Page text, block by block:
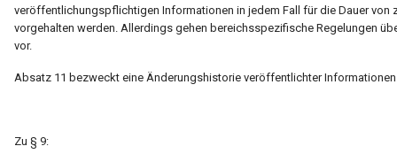
veröffentlichungspflichtigen Informationen in jedem Fall für die Dauer von
vorgehalten werden. Allerdings gehen bereichsspezifische Regelungen
vor.
Absatz 11 bezweckt eine Änderungshistorie veröffentlichter
Zu § 9: